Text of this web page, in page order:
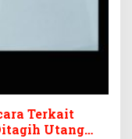
Terkait
Utang